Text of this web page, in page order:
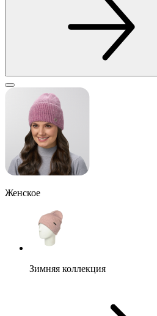
Женское
Зимняя коллекция